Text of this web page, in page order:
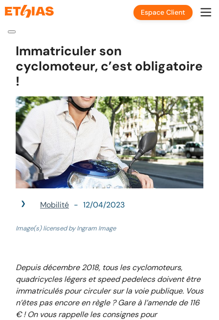
Espace Client
Immatriculer son
cyclomoteur, c’est obligatoire
!
Mobilité 12/04/2023
Image(s) licensed by Ingram Image
Depuis décembre 2018, tous les cyclomoteurs,
quadricycles légers et speed pedelecs doivent être
immatriculés pour circuler sur la voie publique. Vous
n’êtes pas encore en règle ? Gare à l’amende de 116
€ ! On vous rappelle les consignes pour